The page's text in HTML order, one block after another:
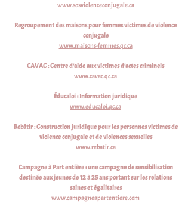
www.sosviolenceconjugale.ca
Regroupement des maisons pour femmes victimes de violence
conjugale
www.maisons-femmes.qc.ca
CAVAC : Centre d'aide aux victimes d'actes criminels
www.cavac.qc.ca
Éducaloi : Information juridique
www.educaloi.qc.ca
Rebâtir : Construction juridique pour les personnes victimes de
violence conjugale et de violences sexuelles
www.rebatir.ca
Campagne à Part entière : une campagne de sensibilisation
destinée aux jeunes de 12 à 25 ans portant sur les relations
saines et égalitaires
www.campagneapartentiere.com